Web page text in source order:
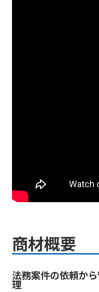
商材概要
法務案件の依頼か
理